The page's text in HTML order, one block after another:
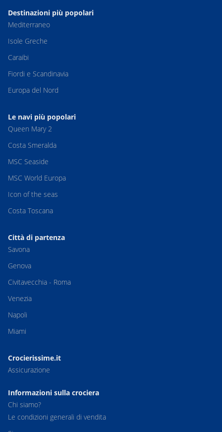
Destinazioni più popolari
Mediterraneo
Isole Greche
Caraibi
Fiordi e Scandinavia
Europa del Nord
Le navi più popolari
Queen Mary 2
Costa Smeralda
MSC Seaside
MSC World Europa
Icon of the seas
Costa Toscana
Città di partenza
Savona
Genova
Civitavecchia - Roma
Venezia
Napoli
Miami
Crocierissime.it
Assicurazione
Informazioni sulla crociera
Chi siamo?
Le condizioni generali di vendita